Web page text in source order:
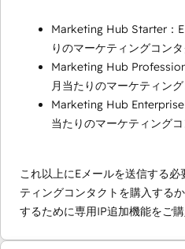
Marketing Hub Starter：
りのマーケティングコン
Marketing Hub
月当たりのマーケティン
Marketing Hub Enterprise
当たりのマーケティング
これ以上にEメールを送信する
ティングコンタクトを購入する
するために専用IP追加機能をご購